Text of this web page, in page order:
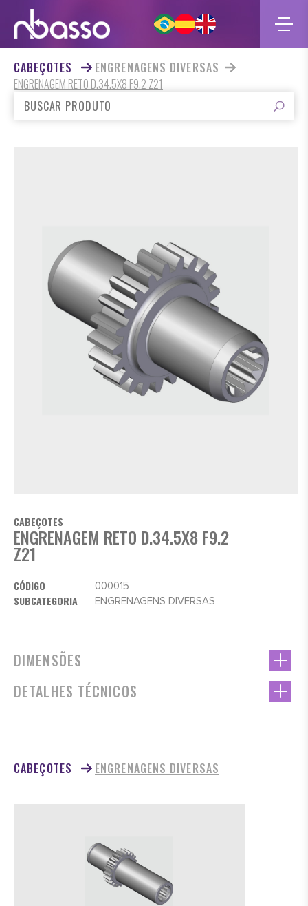
CABEÇOTES
ENGRENAGENS DIVERSAS
ENGRENAGEM RETO D.34.5X8 F9.2 Z21
CABEÇOTES
ENGRENAGEM RETO D.34.5X8 F9.2
Z21
CÓDIGO 000015
SUBCATEGORIA ENGRENAGENS DIVERSAS
DIMENSÕES
DETALHES TÉCNICOS
CABEÇOTES ENGRENAGENS DIVERSAS